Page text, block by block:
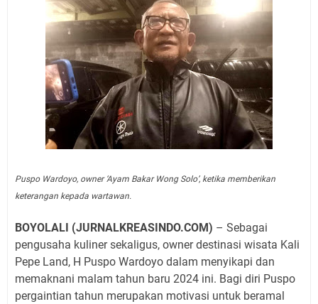
Puspo Wardoyo, owner ‘Ayam Bakar Wong Solo’, ketika memberikan
keterangan kepada wartawan.
BOYOLALI (JURNALKREASINDO.COM) – Sebagai
pengusaha kuliner sekaligus, owner destinasi wisata Kali
Pepe Land, H Puspo Wardoyo dalam menyikapi dan
memaknani malam tahun baru 2024 ini. Bagi diri Puspo
pergaintian tahun merupakan motivasi untuk beramal